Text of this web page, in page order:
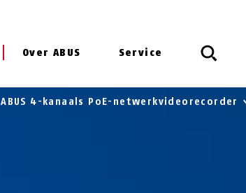
Over ABUS Service
ABUS 4-kanaals PoE-netwerkvideorecorder